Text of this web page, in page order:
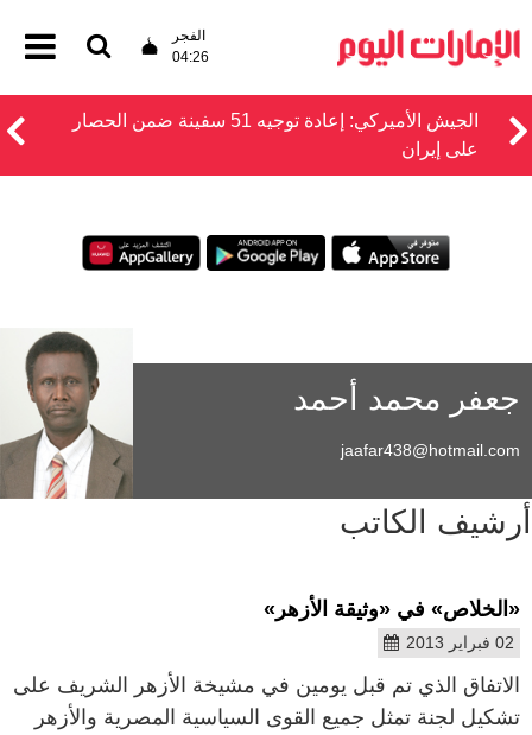
الفجر
04:26
الجيش الأميركي: إعادة توجيه 51 سفينة ضمن الحصار
على إيران
جعفر محمد أحمد
jaafar438@hotmail.com
أرشيف الكاتب
«الخلاص» في «وثيقة الأزهر»
02 فبراير 2013
الاتفاق الذي تم قبل يومين في مشيخة الأزهر الشريف على
تشكيل لجنة تمثل جميع القوى السياسية المصرية والأزهر